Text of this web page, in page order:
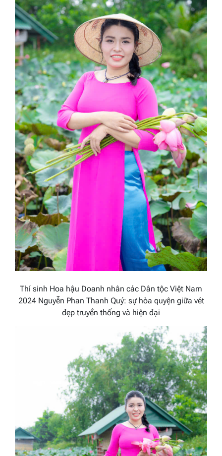
Thí sinh Hoa hậu Doanh nhân các Dân tộc Việt Nam
2024 Nguyễn Phan Thanh Quý: sự hòa quyện giữa vét
đẹp truyền thống và hiện đại